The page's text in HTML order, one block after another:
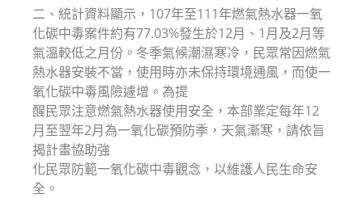
二、統計資料顯示，107年至111年燃氣熱水器一氧
化碳中毒案件約有77.03%發生於12月、1月及2月等
氣溫較低之月份。冬季氣候潮濕寒冷，民眾常因燃氣
熱水器安裝不當，使用時亦未保持環境通風，而使一
氧化碳中毒風險遽增。為提
醒民眾注意燃氣熱水器使用安全，本部業定每年12
月至翌年2月為一氧化碳預防季，天氣漸寒，請依旨
揭計畫協助強
化民眾防範一氧化碳中毒觀念，以維護人民生命安
全。